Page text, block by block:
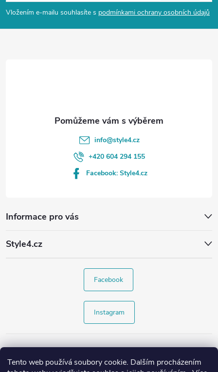
Tento web používá soubory cookie. Dalším procházením
p
a
Vložením e-mailu souhlasíte s podmínkami ochrany osobních údajů
Informace pro vás
Style4.cz
info@style4.cz
+420 604 294 155
Facebook: Style4.cz
Facebook
Instagram